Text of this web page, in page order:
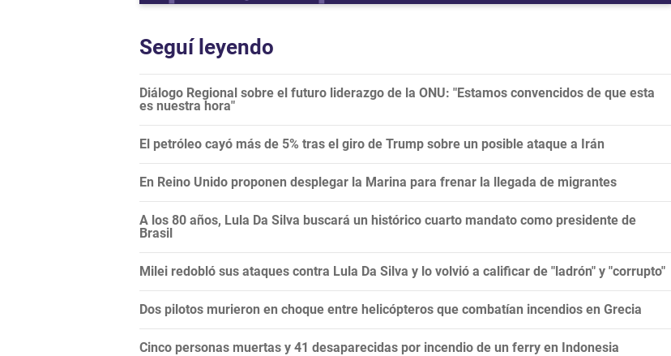
Seguí leyendo
Diálogo Regional sobre el futuro liderazgo de la ONU: "Estamos convencidos de que esta
es nuestra hora"
El petróleo cayó más de 5% tras el giro de Trump sobre un posible ataque a Irán
En Reino Unido proponen desplegar la Marina para frenar la llegada de migrantes
A los 80 años, Lula Da Silva buscará un histórico cuarto mandato como presidente de
Brasil
Milei redobló sus ataques contra Lula Da Silva y lo volvió a calificar de "ladrón" y "corrupto"
Dos pilotos murieron en choque entre helicópteros que combatían incendios en Grecia
Cinco personas muertas y 41 desaparecidas por incendio de un ferry en Indonesia